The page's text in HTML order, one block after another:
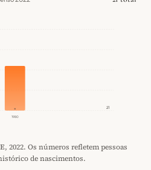
1980
21
2022. Os números refletem pessoas
de nascimentos.